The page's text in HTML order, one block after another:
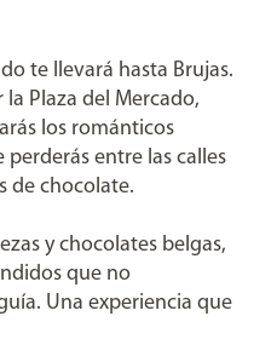
te llevará hasta Brujas.
la Plaza del Mercado,
los románticos
entre las calles
de chocolate.
y chocolates belgas,
que no
Una experiencia que